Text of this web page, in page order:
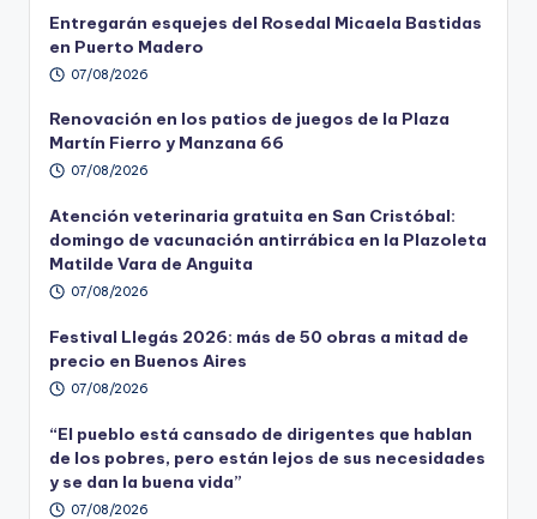
Entregarán esquejes del Rosedal Micaela Bastidas
en Puerto Madero
07/08/2026
Renovación en los patios de juegos de la Plaza
Martín Fierro y Manzana 66
07/08/2026
Atención veterinaria gratuita en San Cristóbal:
domingo de vacunación antirrábica en la Plazoleta
Matilde Vara de Anguita
07/08/2026
Festival Llegás 2026: más de 50 obras a mitad de
precio en Buenos Aires
07/08/2026
“El pueblo está cansado de dirigentes que hablan
de los pobres, pero están lejos de sus necesidades
y se dan la buena vida”
07/08/2026